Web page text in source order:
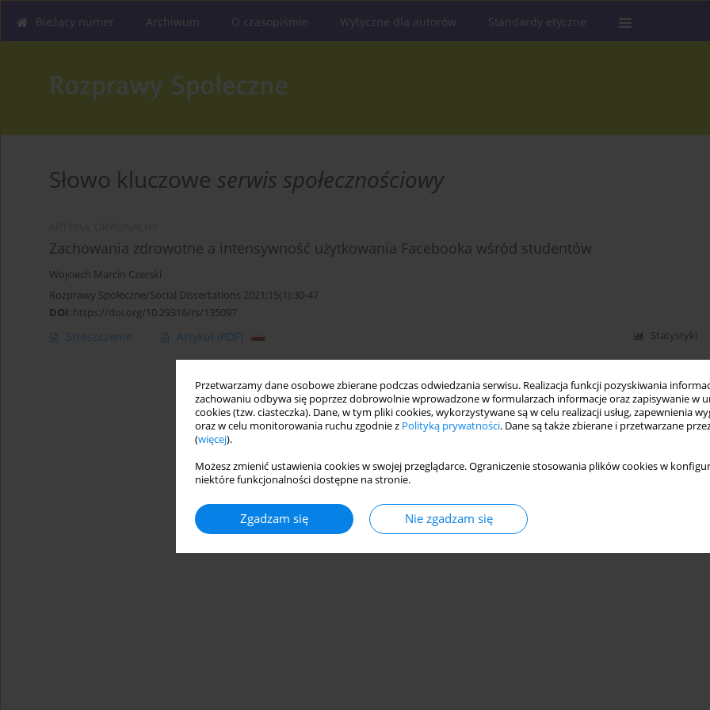
Przetwarzamy dane osobowe zbierane podczas odwiedzania serwisu. Realizacja funkcji pozyskiwania
zachowaniu odbywa się poprzez dobrowolnie wprowadzone w formularzach informacje oraz zapisywanie w
cookies (tzw. ciasteczka). Dane, w tym pliki cookies, wykorzystywane są w celu realizacji usług, zapewnienia
oraz w celu monitorowania ruchu zgodnie z Polityką prywatności. Dane są także zbierane i przetwarzane
(więcej).
Możesz zmienić ustawienia cookies w swojej przeglądarce. Ograniczenie stosowania plików cookies w
niektóre funkcjonalności dostępne na stronie.
Zgadzam się Nie zgadzam się
Bieżący numer Archiwum O czasopiśmie Wytyczne dla autorów Standardy etyczne
Słowo kluczowe serwis społecznościowy
Zachowania zdrowotne a intensywność użytkowania Facebooka wśród studentów
Wojciech Marcin Czerski
Rozprawy Społeczne/Social Dissertations 2021;15(1):30-47
DOI: https://doi.org/10.29316/rs/135097
Streszczenie Artykuł (PDF) Statystyki